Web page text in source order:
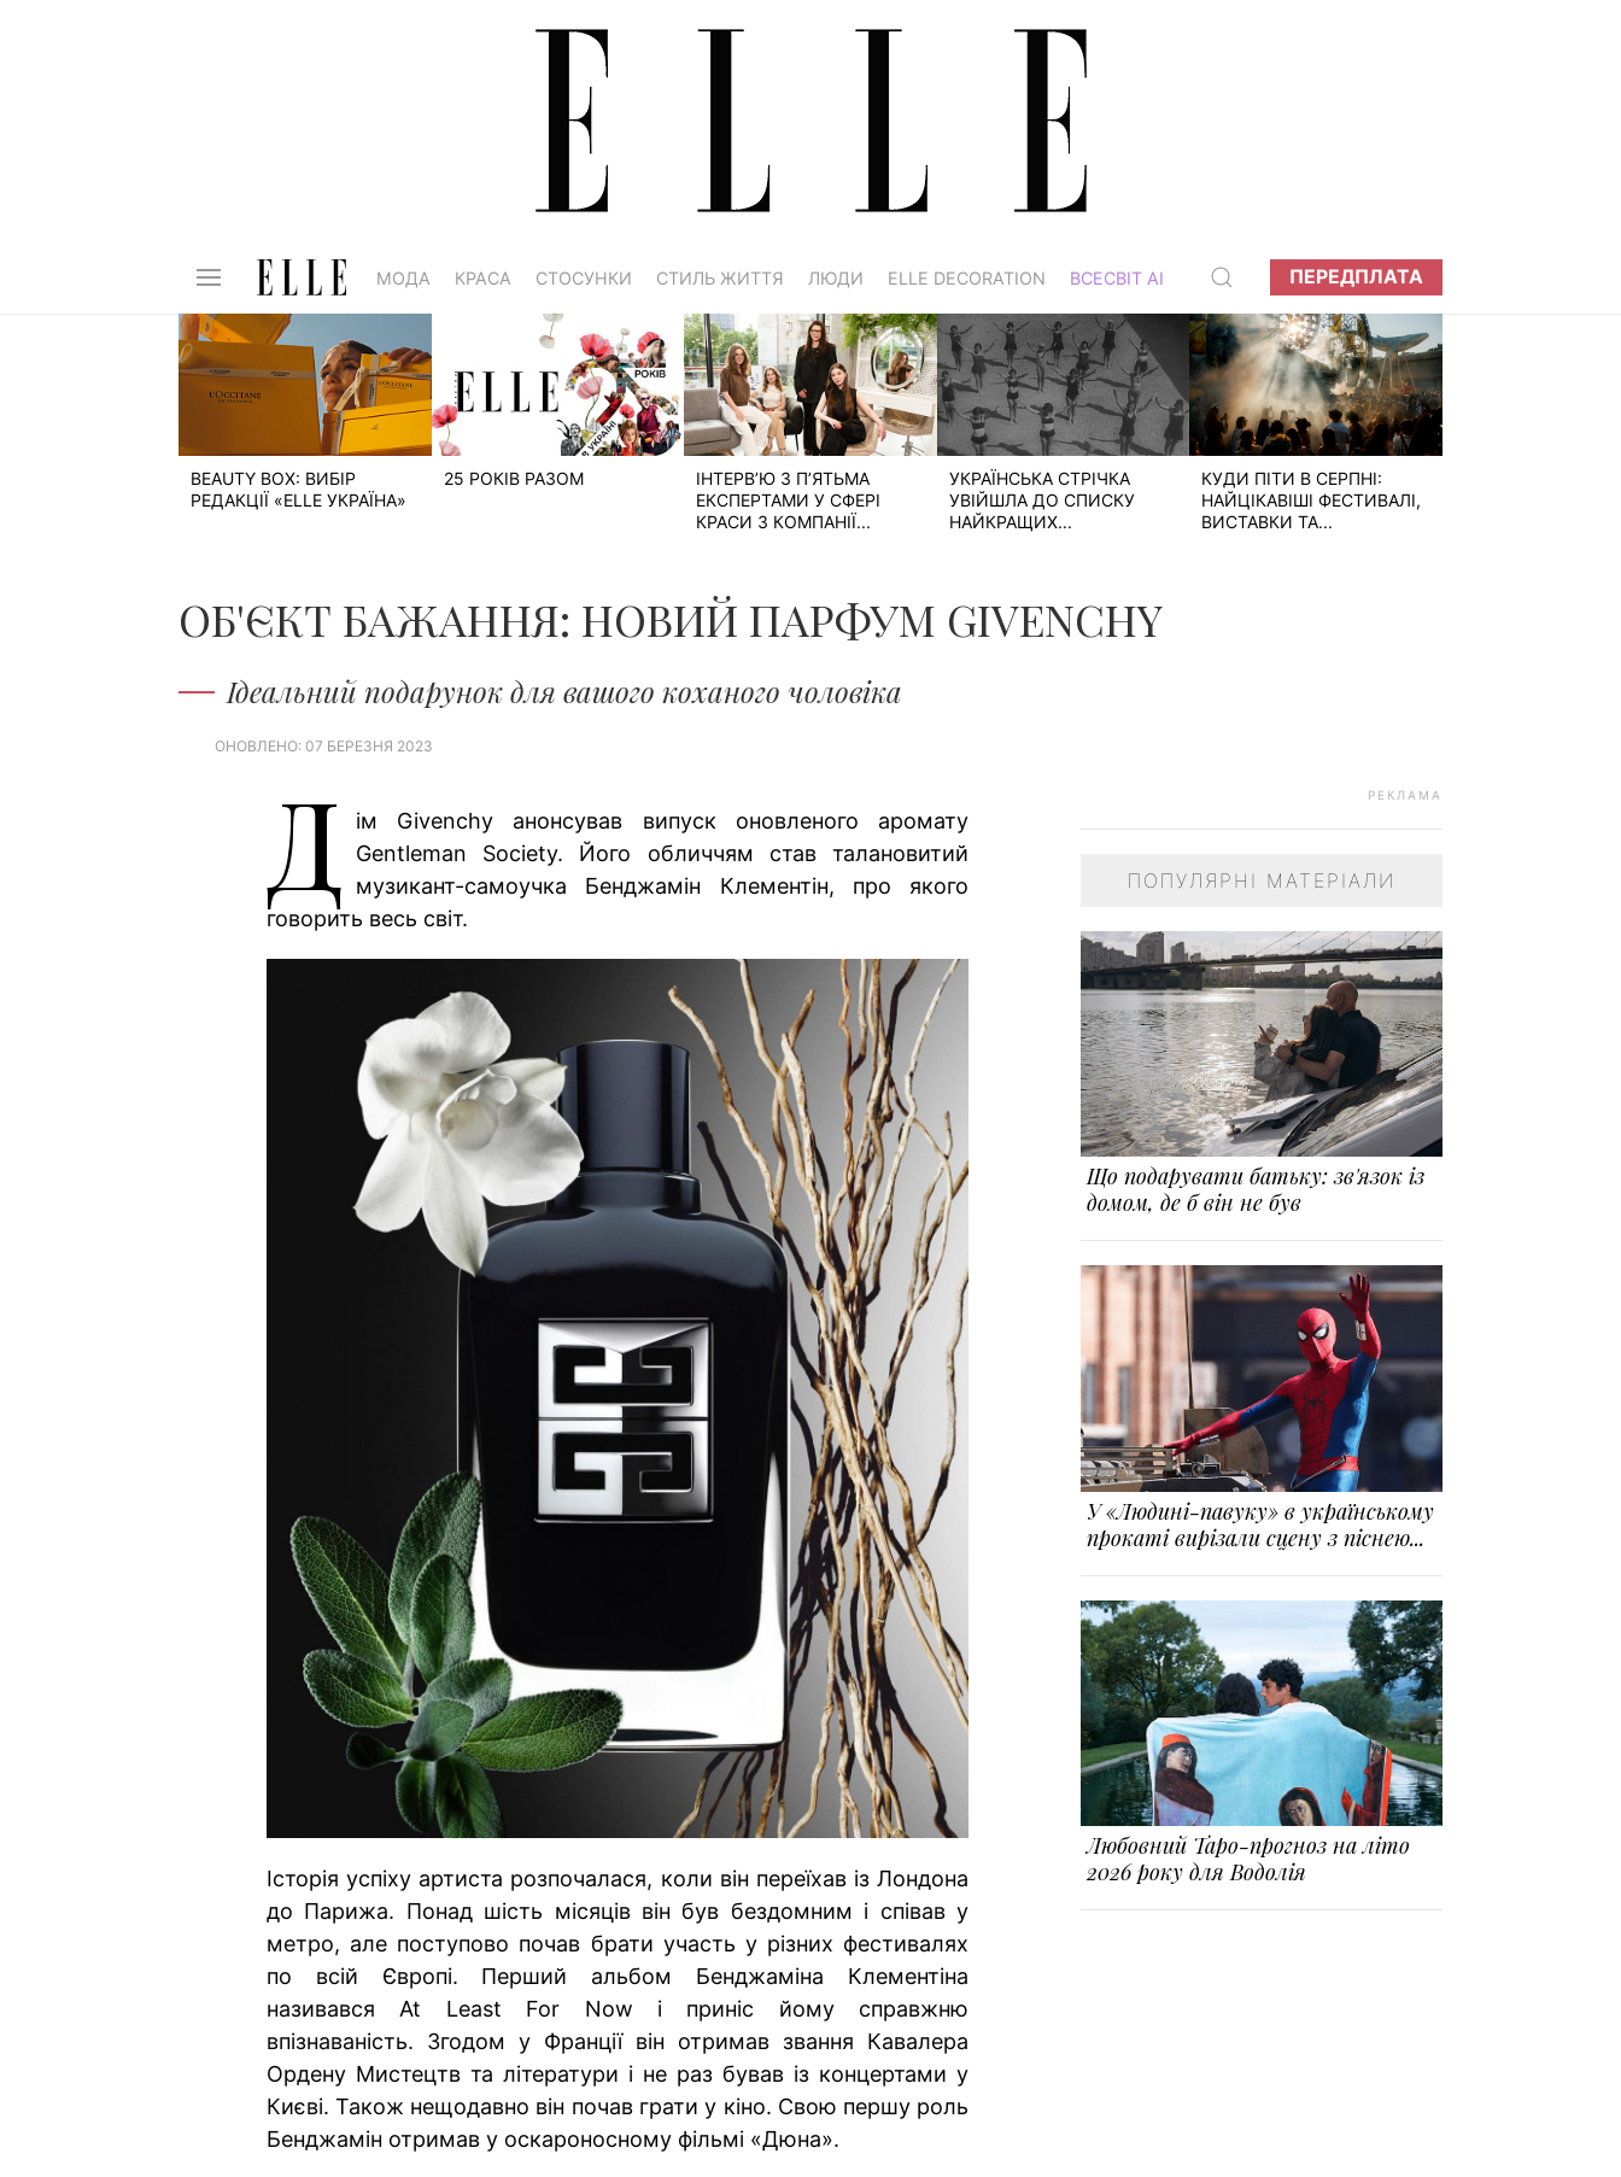
МОДА КРАСА СТОСУНКИ СТИЛЬ ЖИТТЯ ЛЮДИ ELLE DECORATION ВСЕСВІТ АІ ПЕРЕДПЛАТА
BEAUTY BOX: ВИБІР
РЕДАКЦІЇ «ELLE УКРАЇНА»
25 РОКІВ РАЗОМ
ІНТЕРВ’Ю З П’ЯТЬМА
ЕКСПЕРТАМИ У СФЕРІ
КРАСИ З КОМПАНІЇ...
УКРАЇНСЬКА СТРІЧКА
УВІЙШЛА ДО СПИСКУ
НАЙКРАЩИХ...
КУДИ ПІТИ В СЕРПНІ:
НАЙЦІКАВІШІ ФЕСТИВАЛІ,
ВИСТАВКИ ТА...
ОБ'ЄКТ БАЖАННЯ: НОВИЙ ПАРФУМ GIVENCHY
Ідеальний подарунок для вашого коханого чоловіка
ОНОВЛЕНО: 07 БЕРЕЗНЯ 2023
Д
ім Givenchy анонсував випуск оновленого аромату
Gentleman Society. Його обличчям став талановитий
музикант-самоучка Бенджамін Клементін, про якого
говорить весь світ.
Історія успіху артиста розпочалася, коли він переїхав із Лондона
до Парижа. Понад шість місяців він був бездомним і співав у
метро, але поступово почав брати участь у різних фестивалях
по всій Європі. Перший альбом Бенджаміна Клементіна
називався At Least For Now і приніс йому справжню
впізнаваність. Згодом у Франції він отримав звання Кавалера
Ордену Мистецтв та літератури і не раз бував із концертами у
Києві. Також нещодавно він почав грати у кіно. Свою першу роль
Бенджамін отримав у оскароносному фільмі «Дюна».
РЕКЛАМА
ПОПУЛЯРНІ МАТЕРІАЛИ
Що подарувати батьку: зв'язок із
домом, де б він не був
У «Людині-павуку» в українському
прокаті вирізали сцену з піснею...
Любовний Таро-прогноз на літо
2026 року для Водолія